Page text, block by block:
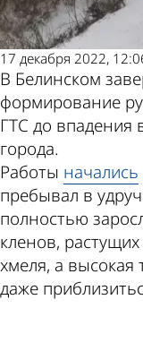
17 декабря 2022,
В Белинском
формирование
ГТС до впадения
города.
Работы начались
пребывал в
полностью
кленов,
хмеля, а высокая
даже